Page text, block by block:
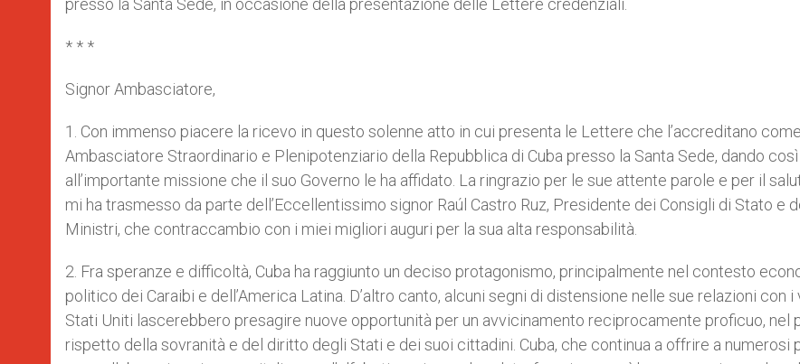
presso la Santa Sede, in occasione della presentazione delle Lettere credenziali.
* * *
Signor Ambasciatore,
1. Con immenso piacere la ricevo in questo solenne atto in cui presenta le Lettere che l’accreditano come
Ambasciatore Straordinario e Plenipotenziario della Repubblica di Cuba presso la Santa Sede, dando
all’importante missione che il suo Governo le ha affidato. La ringrazio per le sue attente parole e per il
mi ha trasmesso da parte dell’Eccellentissimo signor Raúl Castro Ruz, Presidente dei Consigli di Stato e
Ministri, che contraccambio con i miei migliori auguri per la sua alta responsabilità.
2. Fra speranze e difficoltà, Cuba ha raggiunto un deciso protagonismo, principalmente nel contesto
politico dei Caraibi e dell’America Latina. D’altro canto, alcuni segni di distensione nelle sue relazioni con i
Stati Uniti lascerebbero presagire nuove opportunità per un avvicinamento reciprocamente proficuo, nel
rispetto della sovranità e del diritto degli Stati e dei suoi cittadini. Cuba, che continua a offrire a numerosi